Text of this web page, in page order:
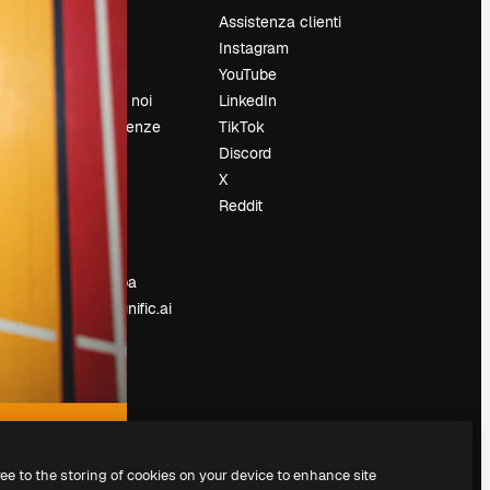
Lavora con noi
Cerca tendenze
contenuti
Sala stampa
Cerchi magnific.ai
Assistenza clienti
Instagram
YouTube
LinkedIn
TikTok
Discord
X
Reddit
to the storing of cookies on your device to enhance site